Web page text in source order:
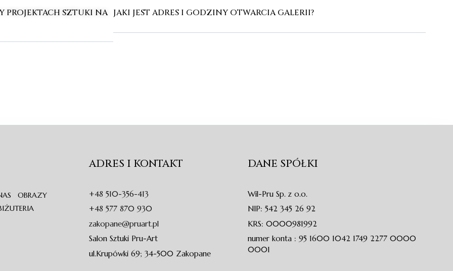
PROJEKTACH SZTUKI NA JAKI JEST ADRES I GODZINY OTWARCIA GALERII?
OBRAZY
ADRES I KONTAKT
+48 510-356-413
+48 577 870 930
zakopane@pruart.pl
Salon Sztuki Pru-Art
ul.Krupówki 69; 34-500 Zakopane
DANE SPÓŁKI
Wil-Pru Sp. z o.o.
NIP: 542 345 26 92
KRS: 0000981992
numer konta : 95 1600 1042 1749 2277 0000
0001